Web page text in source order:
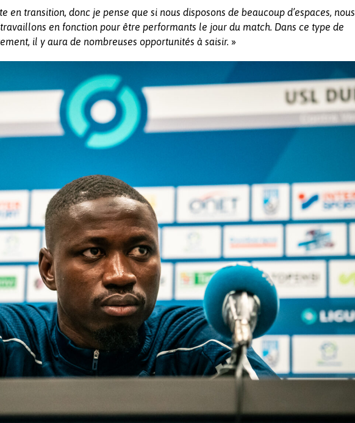
en transition, donc je pense que si nous disposons de beaucoup d’espaces, nous
en fonction pour être performants le jour du match. Dans ce type de
il y aura de nombreuses opportunités à saisir. »